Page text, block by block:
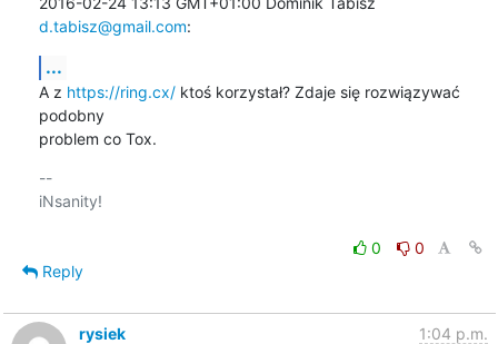
d.tabisz@gmail.com:
...
A z https://ring.cx/ ktoś korzystał? Zdaje się rozwiązywać
podobny
problem co Tox.
--
iNsanity!
0
0
Reply
rysiek 1:04 p.m.